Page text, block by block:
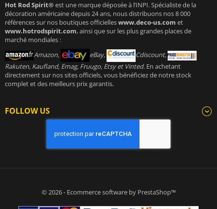
Hot Rod Spirit®est une marque déposée à l’INPI. Spécialiste de la
décoration américaine depuis 24 ans, nous distribuons nos 8 000
références sur nos boutiques officielleswww.deco-us.com et
www.hotrodspirit.com, ainsi que sur les plus grandes places de
marché mondiales :
Amazon,
eBay,
Cdiscount,
Rakuten, Kaufland, Emag, Fruugo, Etsy et Vinted. En achetant
directement sur nos sites officiels, vous bénéficiez de notre stock
complet et des meilleurs prix garantis.
FOLLOW US
© 2026 - Ecommerce software by PrestaShop™